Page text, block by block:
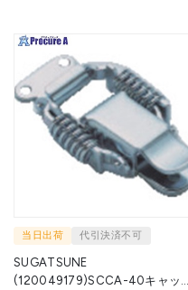
当日出荷 代引決済不可
SUGATSUNE
(120049179)SCCA-40キャッチ